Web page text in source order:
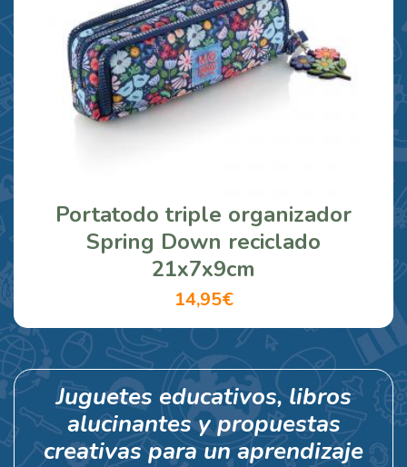
Portatodo triple organizador
Spring Down reciclado
21x7x9cm
14,95€
Juguetes educativos, libros
alucinantes y propuestas
creativas para un aprendizaje